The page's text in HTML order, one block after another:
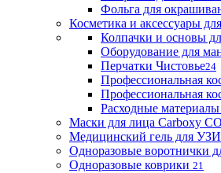
Фольга для
Косметика и аксессуары
Колпачки и основы
Оборудование для
Перчатки Чистовье24
Профессиональная
Профессиональная
Расходные
Маски для лица Carboxy
Медицинский гель для УЗИ
Одноразовые воротнички
Одноразовые коврики 21